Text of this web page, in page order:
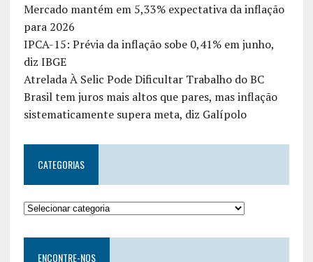
Mercado mantém em 5,33% expectativa da inflação
para 2026
IPCA-15: Prévia da inflação sobe 0,41% em junho,
diz IBGE
Atrelada À Selic Pode Dificultar Trabalho do BC
Brasil tem juros mais altos que pares, mas inflação
sistematicamente supera meta, diz Galípolo
CATEGORIAS
ENCONTRE-NOS